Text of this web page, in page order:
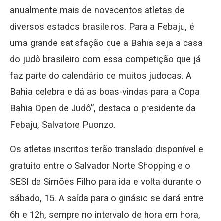
anualmente mais de novecentos atletas de
diversos estados brasileiros. Para a Febaju, é
uma grande satisfação que a Bahia seja a casa
do judô brasileiro com essa competição que já
faz parte do calendário de muitos judocas. A
Bahia celebra e dá as boas-vindas para a Copa
Bahia Open de Judô”, destaca o presidente da
Febaju, Salvatore Puonzo.
Os atletas inscritos terão translado disponível e
gratuito entre o Salvador Norte Shopping e o
SESI de Simões Filho para ida e volta durante o
sábado, 15. A saída para o ginásio se dará entre
6h e 12h, sempre no intervalo de hora em hora,